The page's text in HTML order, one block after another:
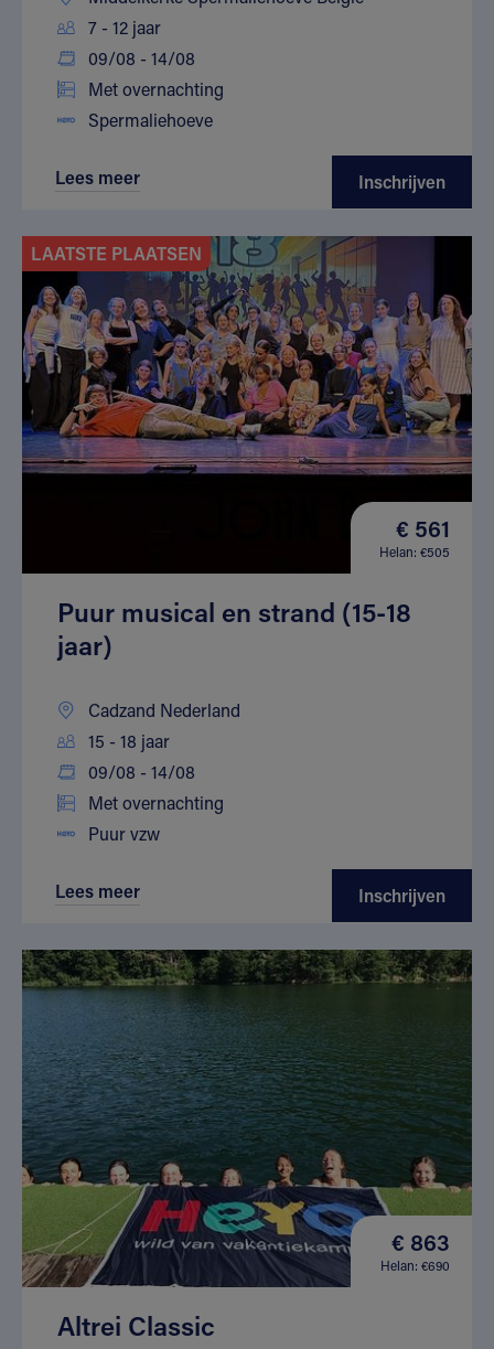
7 - 12 jaar
09/08 - 14/08
Met overnachting
Spermaliehoeve
Lees meer Inschrijven
LAATSTE PLAATSEN
€ 561
Helan: €505
Puur musical en strand (15-18
jaar)
Cadzand Nederland
15 - 18 jaar
09/08 - 14/08
Met overnachting
Puur vzw
Lees meer Inschrijven
€ 863
Helan: €690
Altrei Classic